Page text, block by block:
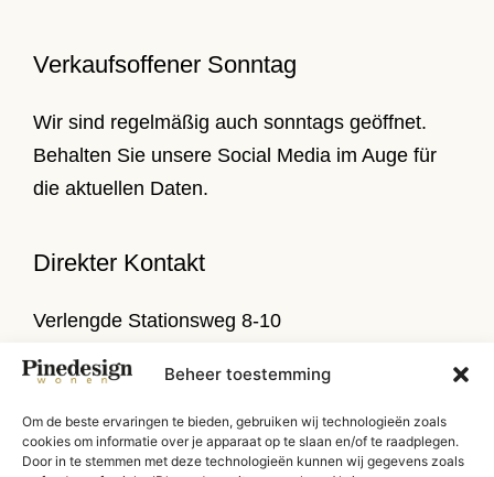
Beheer toestemming
Om de beste ervaringen te bieden, gebruiken wij technologieën zoals
cookies om informatie over je apparaat op te slaan en/of te raadplegen.
Door in te stemmen met deze technologieën kunnen wij gegevens zoals
Verkaufsoffener Sonntag
Wir sind regelmäßig auch sonntags geöffnet.
Behalten Sie unsere Social Media im Auge für
die aktuellen Daten.
Direkter Kontakt
Verlengde Stationsweg 8-10
Einfo@pinedesign.nl